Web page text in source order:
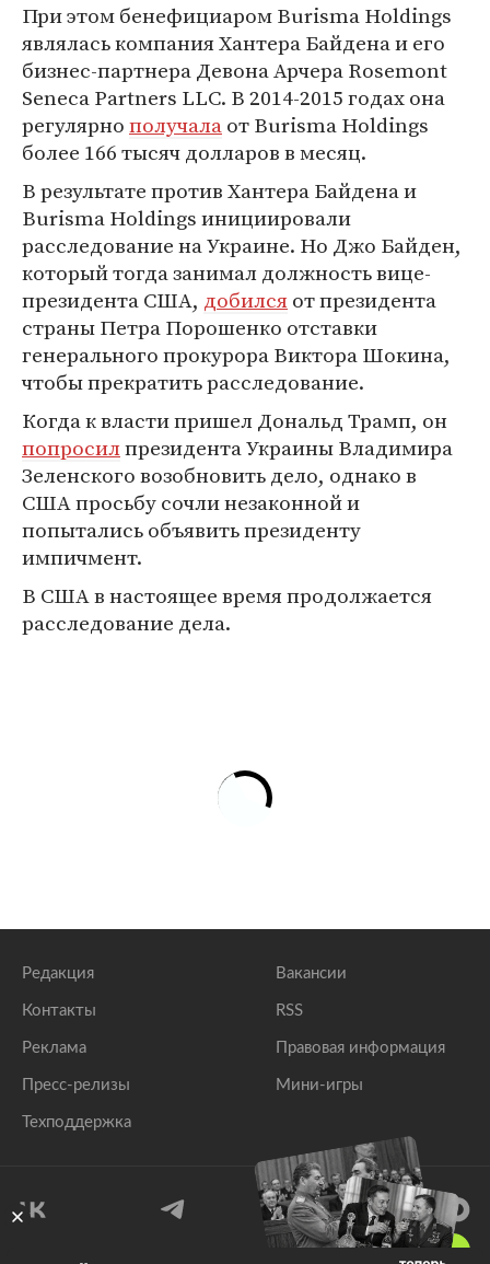
При этом бенефициаром Burisma Holdings
являлась компания Хантера Байдена и его
бизнес-партнера Девона Арчера Rosemont
Seneca Partners LLC. В 2014-2015 годах она
регулярнополучалаот Burisma Holdings
более 166 тысяч долларов в месяц.
В результате против Хантера Байдена и
Burisma Holdings инициировали
расследование на Украине. Но Джо Байден,
который тогда занимал должность вице-
президента США, добилсяот президента
страны Петра Порошенко отставки
генерального прокурора Виктора Шокина,
чтобы прекратить расследование.
Когда к власти пришел Дональд Трамп, он
попросилпрезидента Украины Владимира
Зеленского возобновить дело, однако в
США просьбу сочли незаконной и
попытались объявить президенту
импичмент.
В США в настоящее время продолжается
расследование дела.
Редакция
Контакты
Реклама
Пресс-релизы
Техподдержка
Вакансии
RSS
Правовая информация
Мини-игры